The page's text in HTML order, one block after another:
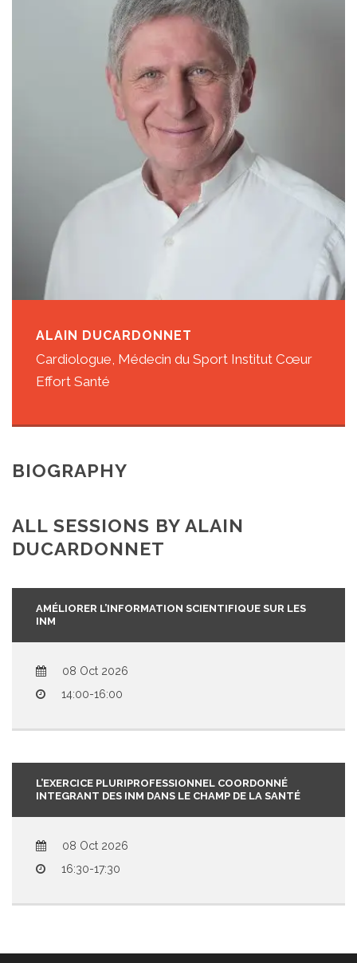
ALAIN DUCARDONNET
Cardiologue, Médecin du Sport Institut Cœur
Effort Santé
BIOGRAPHY
ALL SESSIONS BY ALAIN
DUCARDONNET
AMÉLIORER L’INFORMATION SCIENTIFIQUE SUR LES
INM
08 Oct 2026
14:00-16:00
L’EXERCICE PLURIPROFESSIONNEL COORDONNÉ
INTEGRANT DES INM DANS LE CHAMP DE LA SANTÉ
08 Oct 2026
16:30-17:30